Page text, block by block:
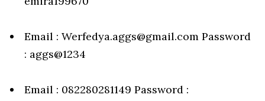
Email : Werfedya.aggs@gmail.com Password
: aggs@1234
Email : 082280281149 Password :